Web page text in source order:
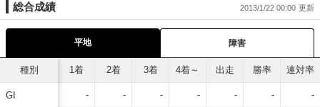
総合成績 2013/1/22 00:00
平地 障害
種別
GI
1着 2着 3着 4着～ 出走 勝率 連対率
- - - - - - -